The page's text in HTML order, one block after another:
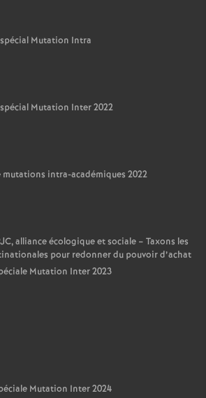
Mutation Intra
Mutation Inter 2022
intra-académiques 2022
alliance écologique et sociale – Taxons les
pour redonner du pouvoir d’achat
Mutation Inter 2023
Mutation Inter 2024